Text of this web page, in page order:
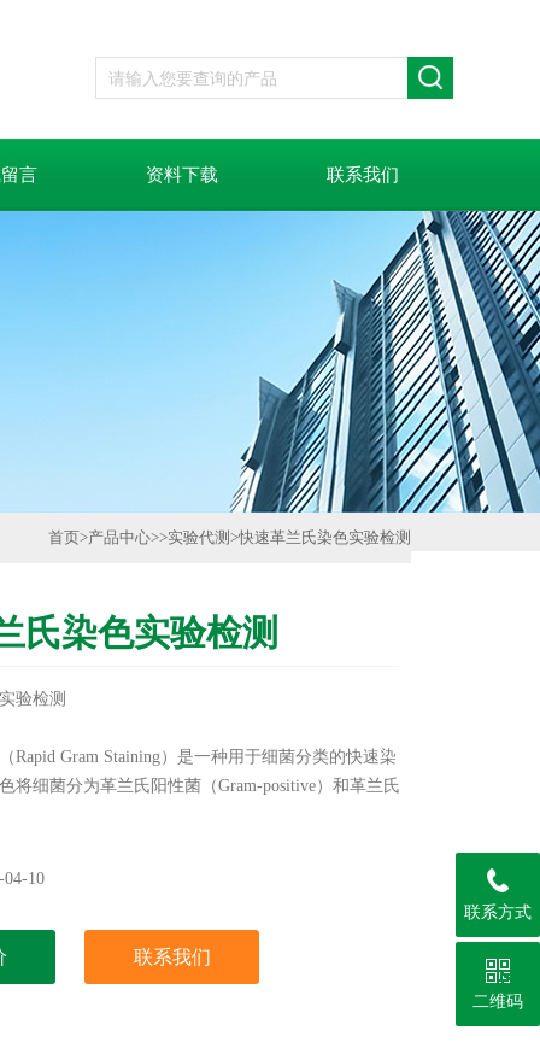
言 资料下载 联系我们
首页>产品中心>>实验代测 >快速革兰氏染色实验检测
氏染色实验检测
验检测
Rapid Gram Staining）是一种用于细菌分类的快速染
将细菌分为革兰氏阳性菌（Gram-positive）和革兰氏
兰氏染色在传统方法的基础上进行了优化，缩短了染
床诊断和微生物学研究。
04-10
联系我们
联系方式
二维码